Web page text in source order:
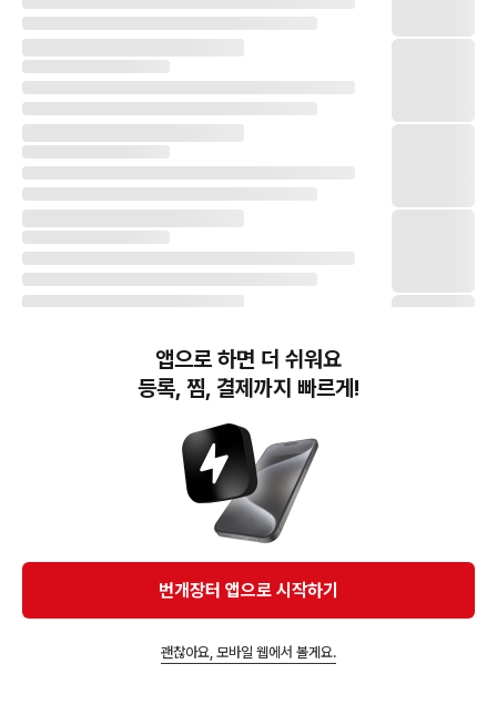
즐겨찾고 알림받기
번개장터(주) 사업자정보, 이용약관 및 기타 법적고지
번개장터㈜는 통신판매중개자이며, 통신판매의 당사자가 아닙니다. 전자상거래 등에서의
소비자보호에 관한 법률 등 관련 법령 및 번개장터㈜의 약관에 따라 상품, 상품정보, 거래에 관한 책임은
개별 판매자에게 귀속하고, 번개장터㈜는 원칙적으로 회원간 거래에 대하여 책임을 지지 않습니다.
다만, 번개장터㈜가 직접 판매하는 상품에 대한 책임은 번개장터㈜에게 귀속합니다.
APP 다운로드
앱으로 하면 더 쉬워요
등록, 찜, 결제까지 빠르게!
번개장터 앱으로 시작하기
괜찮아요, 모바일 웹에서 볼게요.